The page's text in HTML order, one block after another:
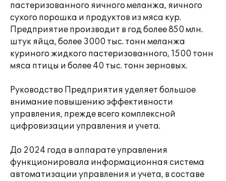
пастеризованного яичного меланжа, яичного
сухого порошка и продуктов из мяса кур.
Предприятие производит в год более 850 млн.
штук яйца, более 3000 тыс. тонн меланжа
куриного жидкого пастеризованного, 1500 тонн
мяса птицы и более 40 тыс. тонн зерновых.
Руководство Предприятия уделяет большое
внимание повышению эффективности
управления, прежде всего комплексной
цифровизации управления и учета.
До 2024 года в аппарате управления
функционировала информационная система
автоматизации управления и учета, в составе